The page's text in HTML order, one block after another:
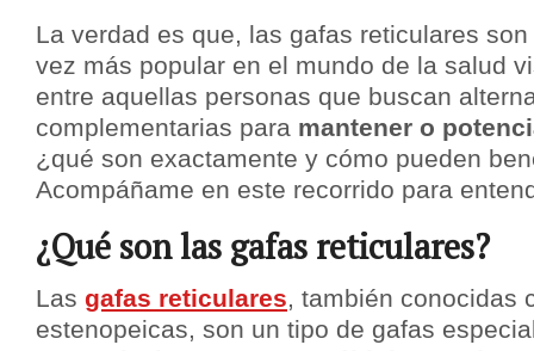
La verdad es que, las gafas reticulares
vez más popular en el mundo de la salud
entre aquellas personas que buscan
complementarias para mantener o
¿qué son exactamente y cómo pueden
Acompáñame en este recorrido para
¿Qué son las gafas reticulares?
Las gafas reticulares, también conocidas
estenopeicas, son un tipo de gafas